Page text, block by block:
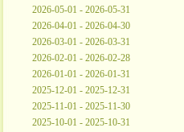
2026-05-01 - 2026-05-31
2026-04-01 - 2026-04-30
2026-03-01 - 2026-03-31
2026-02-01 - 2026-02-28
2026-01-01 - 2026-01-31
2025-12-01 - 2025-12-31
2025-11-01 - 2025-11-30
2025-10-01 - 2025-10-31